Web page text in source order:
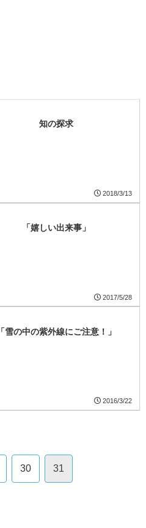
知の探求
2018/3/13
「嬉しい出来事」
2017/5/28
「雪の中の紫外線にご注意！」
2016/3/22
30 31